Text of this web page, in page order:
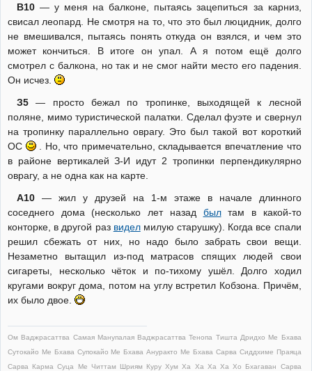
В10— у меня на балконе, пытаясь зацепиться за карниз,
свисал леопард. Не смотря на то, что это был люцидник, долго
не вмешивался, пытаясь понять откуда он взялся, и чем это
может кончиться. В итоге он упал. А я потом ещё долго
смотрел с балкона, но так и не смог найти место его падения.
Он исчез.
З5— просто бежал по тропинке, выходящей к лесной
поляне, мимо туристической палатки. Сделал фуэте и свернул
на тропинку параллельно оврагу. Это был такой вот короткий
ОС
. Но, что примечательно, складывается впечатление что
в районе вертикалей З-И идут 2 тропинки перпендикулярно
оврагу, а не одна как на карте.
А10— жил у друзей на 1-м этаже в начале длинного
соседнего дома (несколько лет назад былтам в какой-то
конторке, в другой раз виделмилую старушку). Когда все спали
решил сбежать от них, но надо было забрать свои вещи.
Незаметно вытащил из-под матрасов спящих людей свои
сигареты, несколько чёток и по-тихому ушёл. Долго ходил
кругами вокруг дома, потом на углу встретил Кобзона. Причём,
их было двое.
Ом Ваджрасаттва Самая Манупалая Ваджрасаттва Тенопа Тишта Дридхо Ме Бхава
Сутокайо Ме Бхава Супокайо Ме Бхава Ануракто Ме Бхава Сарва Сиддхиме Праяца
Сарва Карма Суца Ме Читтам Шриям Куру Хум Ха Ха Ха Ха Хо Бхагаван Сарва